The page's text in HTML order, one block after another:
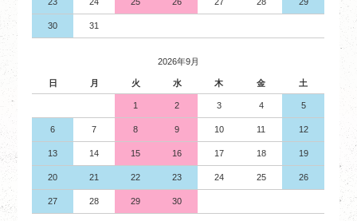
30 31
2026年9月
日 月 火 水 木 金 土
1 2 3 4 5
6 7 8 9 10 11 12
13 14 15 16 17 18 19
20 21 22 23 24 25 26
27 28 29 30